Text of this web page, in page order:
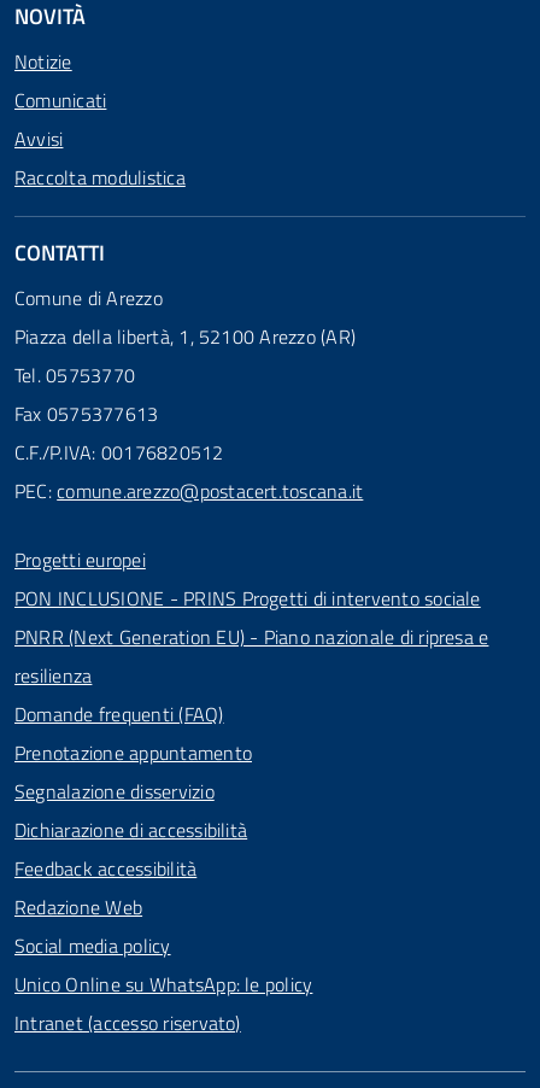
NOVITÀ
Notizie
Comunicati
Avvisi
Raccolta modulistica
CONTATTI
Comune di Arezzo
Piazza della libertà, 1, 52100 Arezzo (AR)
Tel. 05753770
Fax 0575377613
C.F./P.IVA: 00176820512
PEC:comune.arezzo@postacert.toscana.it
Progetti europei
PON INCLUSIONE - PRINS Progetti di intervento sociale
PNRR (Next Generation EU) - Piano nazionale di ripresa e
resilienza
Domande frequenti (FAQ)
Prenotazione appuntamento
Segnalazione disservizio
Dichiarazione di accessibilità
Feedback accessibilità
Redazione Web
Social media policy
Unico Online su WhatsApp: le policy
Intranet (accesso riservato)